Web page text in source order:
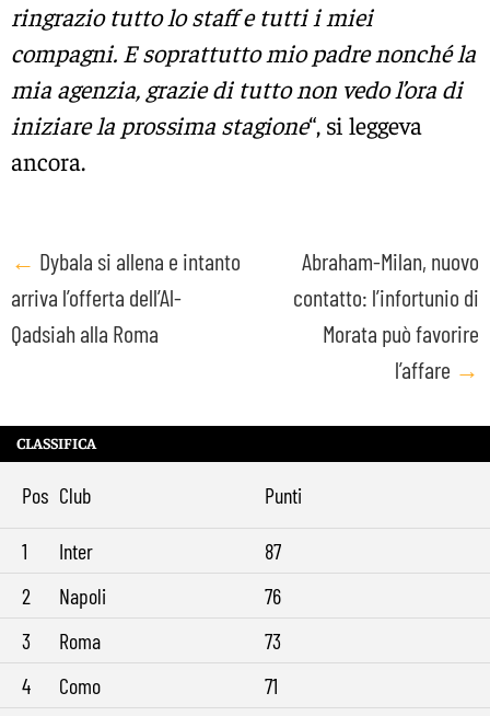
ringrazio tutto lo staff e tutti i miei
compagni. E soprattutto mio padre nonché la
mia agenzia, grazie di tutto non vedo l’ora di
iniziare la prossima stagione“, si leggeva
ancora.
Post
navigation
← Dybala si allena e intanto
arriva l’offerta dell’Al-
Qadsiah alla Roma
Abraham-Milan, nuovo
contatto: l’infortunio di
Morata può favorire
l’affare →
CLASSIFICA
Pos Club Punti
1 Inter
87
2
Napoli
76
3
Roma
73
4
Como
71